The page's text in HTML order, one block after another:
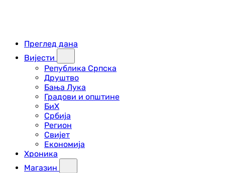
Преглед дана
Вијести
Република Српска
Друштво
Бања Лука
Градови и општине
БиХ
Србија
Регион
Свијет
Економија
Хроника
Магазин